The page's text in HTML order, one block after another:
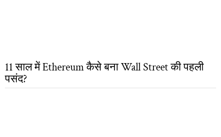
11 साल में Ethereum कैसे बना Wall Street की पहली
पसंद?